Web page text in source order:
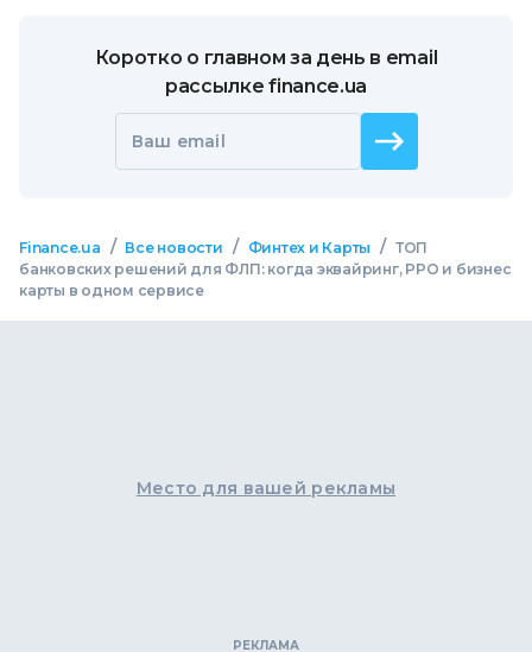
Коротко о главном за день в email
рассылке finance.ua
Ваш email
Finance.ua / Все новости / Финтех и Карты / ТОП
банковских решений для ФЛП: когда эквайринг, РРО и бизнес
карты в одном сервисе
Место для вашей рекламы